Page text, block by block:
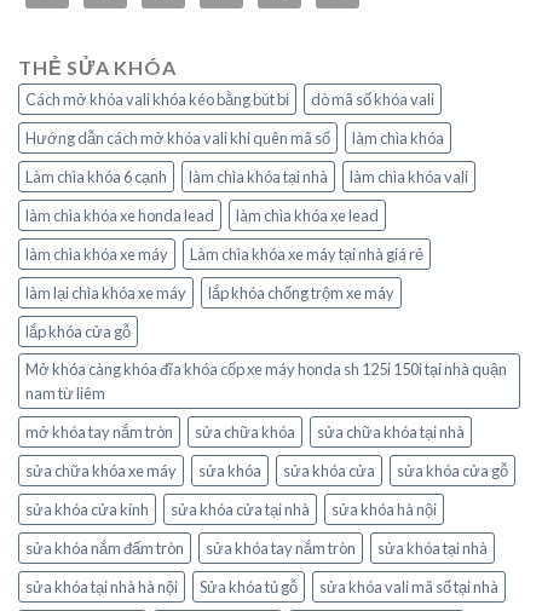
THẺ SỬA KHÓA
Cách mở khóa vali khóa kéo bằng bút bi
dò mã số khóa vali
Hướng dẫn cách mở khóa vali khi quên mã số
làm chìa khóa
Làm chìa khóa 6 cạnh
làm chìa khóa tại nhà
làm chìa khóa vali
làm chìa khóa xe honda lead
làm chìa khóa xe lead
làm chìa khóa xe máy
Làm chìa khóa xe máy tại nhà giá rẻ
làm lại chìa khóa xe máy
lắp khóa chống trộm xe máy
lắp khóa cửa gỗ
Mở khóa càng khóa đĩa khóa cốp xe máy honda sh 125i 150i tại nhà quận
nam từ liêm
mở khóa tay nắm tròn
sửa chữa khóa
sửa chữa khóa tại nhà
sửa chữa khóa xe máy
sửa khóa sửa khóa cửa
sửa khóa cửa gỗ
sửa khóa cửa kính
sửa khóa cửa tại nhà
sửa khóa hà nội
sửa khóa nắm đấm tròn
sửa khóa tay nắm tròn
sửa khóa tại nhà
sửa khóa tại nhà hà nội
Sửa khóa tủ gỗ
sửa khóa vali mã số tại nhà